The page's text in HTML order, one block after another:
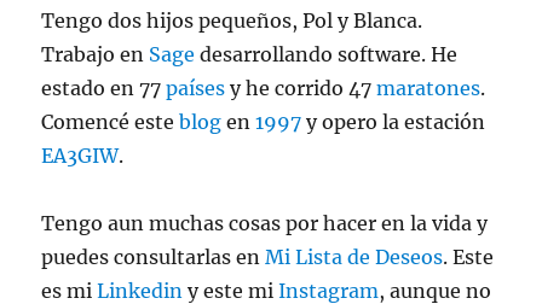
Tengo dos hijos pequeños, Pol y Blanca.
Trabajo en Sage desarrollando software. He
estado en 77países y he corrido 47maratones.
Comencé esteblog en1997 y opero la estación
EA3GIW.
Tengo aun muchas cosas por hacer en la vida y
puedes consultarlas enMi Lista de Deseos. Este
es miLinkedin y este miInstagram, aunque no